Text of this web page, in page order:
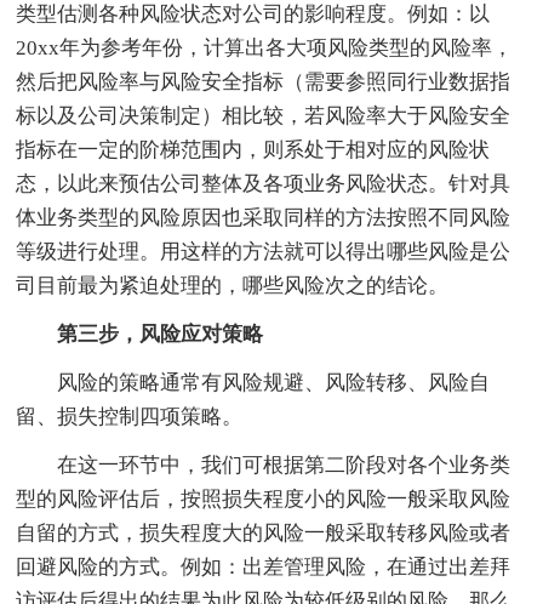
类型估测各种风险状态对公司的影响程度。例如：以
20xx年为参考年份，计算出各大项风险类型的风险率，
然后把风险率与风险安全指标（需要参照同行业数据指
标以及公司决策制定）相比较，若风险率大于风险安全
指标在一定的阶梯范围内，则系处于相对应的风险状
态，以此来预估公司整体及各项业务风险状态。针对具
体业务类型的风险原因也采取同样的方法按照不同风险
等级进行处理。用这样的方法就可以得出哪些风险是公
司目前最为紧迫处理的，哪些风险次之的结论。
第三步，风险应对策略
风险的策略通常有风险规避、风险转移、风险自
留、损失控制四项策略。
在这一环节中，我们可根据第二阶段对各个业务类
型的风险评估后，按照损失程度小的风险一般采取风险
自留的方式，损失程度大的风险一般采取转移风险或者
回避风险的方式。例如：出差管理风险，在通过出差拜